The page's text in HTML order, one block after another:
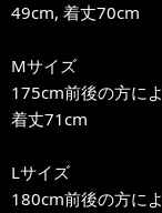
49cm, 着丈70cm
Mサイズ
175cm前後の方に
着丈71cm
Lサイズ
180cm前後の方に